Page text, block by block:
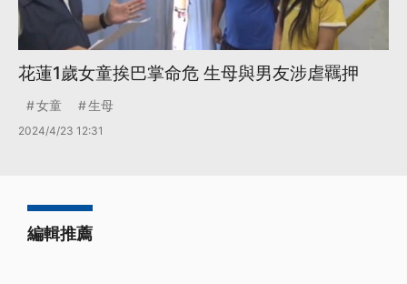
花蓮1歲女童挨巴掌命危 生母與男友涉虐羈押
女童 生母
2024/4/23 12:31
編輯推薦